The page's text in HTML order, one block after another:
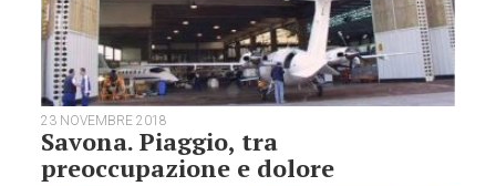
23 NOVEMBRE 2018
Savona. Piaggio, tra
preoccupazione e dolore